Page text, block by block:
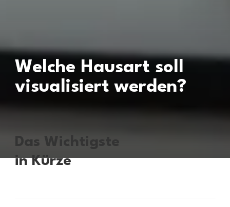
Welche Hausart soll
visualisiert werden?
Das Wichtigste
in Kürze